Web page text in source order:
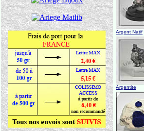
Argent Natif
Argentite